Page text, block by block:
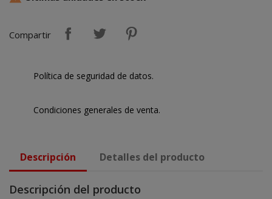
Compartir
Política de seguridad de datos.
Condiciones generales de venta.
Descripción Detalles del producto
Descripción del producto